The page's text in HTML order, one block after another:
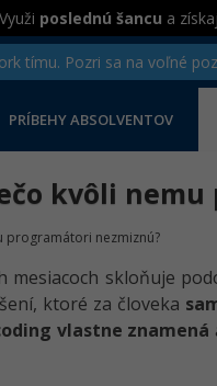
poslednú šancu a
tímu. Pozri sa na voľné
PRÍBEHY ABSOLVENTOV
kvôli
programátori nezmiznú?
mesiacoch skloňuje
ktoré za človeka
vlastne znamená